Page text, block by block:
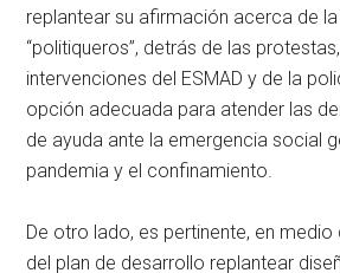
replantear su afirmación acerca de
“politiqueros”, detrás de las
intervenciones del ESMAD y de la
opción adecuada para atender las
de ayuda ante la emergencia social
pandemia y el confinamiento.
De otro lado, es pertinente, en
del plan de desarrollo replantear